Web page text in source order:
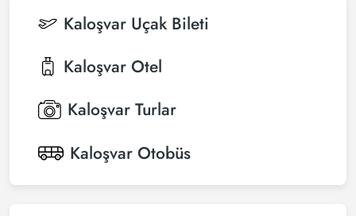
Kaloşvar Uçak Bileti
Kaloşvar Otel
Kaloşvar Turlar
Kaloşvar Otobüs